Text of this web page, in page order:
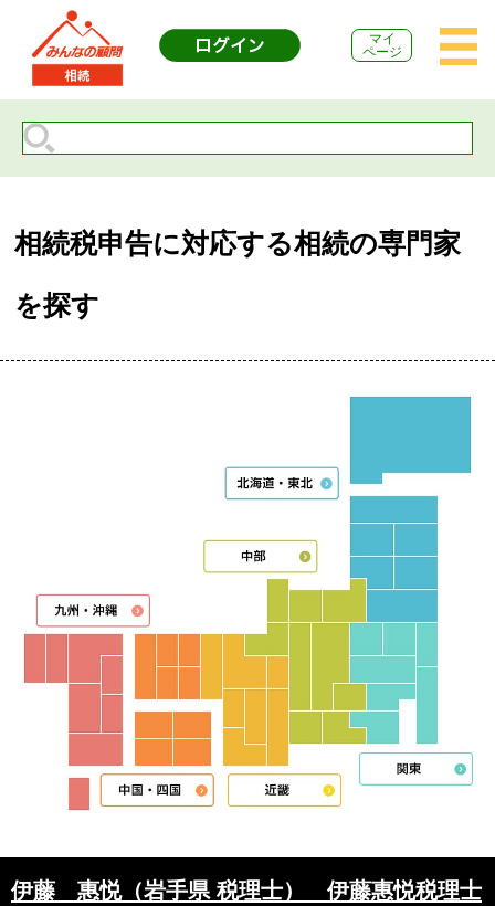
マイ
ページ
相続税申告に対応する相続の専門家
を探す
伊藤 惠悦（岩手県 税理士） 伊藤惠悦税理士